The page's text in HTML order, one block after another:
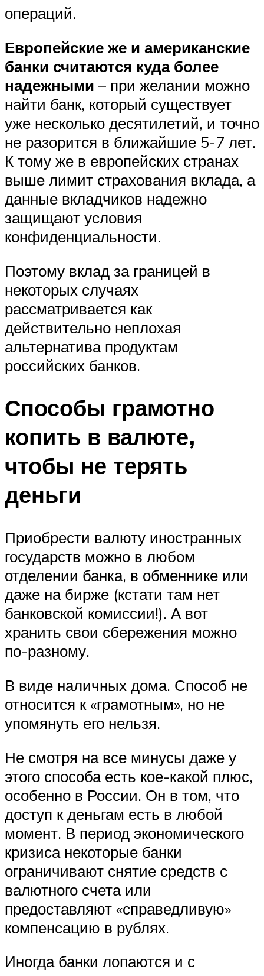
операций.
Европейские же и американские
банки считаются куда более
надежными – при желании можно
найти банк, который существует
уже несколько десятилетий, и точно
не разорится в ближайшие 5-7 лет.
К тому же в европейских странах
выше лимит страхования вклада, а
данные вкладчиков надежно
защищают условия
конфиденциальности.
Поэтому вклад за границей в
некоторых случаях
рассматривается как
действительно неплохая
альтернатива продуктам
российских банков.
Способы грамотно
копить в валюте,
чтобы не терять
деньги
Приобрести валюту иностранных
государств можно в любом
отделении банка, в обменнике или
даже на бирже (кстати там нет
банковской комиссии!). А вот
хранить свои сбережения можно
по-разному.
В виде наличных дома. Способ не
относится к «грамотным», но не
упомянуть его нельзя.
Не смотря на все минусы даже у
этого способа есть кое-какой плюс,
особенно в России. Он в том, что
доступ к деньгам есть в любой
момент. В период экономического
кризиса некоторые банки
ограничивают снятие средств с
валютного счета или
предоставляют «справедливую»
компенсацию в рублях.
Иногда банки лопаются и с